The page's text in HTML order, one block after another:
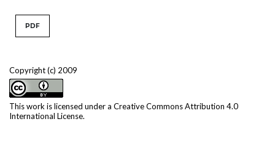
Copyright (c) 2009
This work is licensed under a Creative Commons Attribution 4.0
International License.
PDF